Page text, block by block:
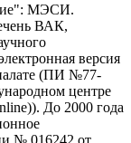
МЭСИ.
ВАК,
версия
(ПИ №77-
центре
До 2000 года
№ 016242 от